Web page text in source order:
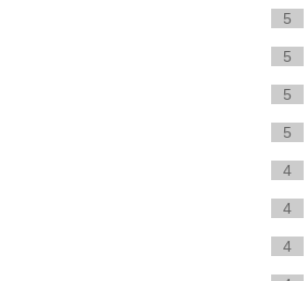
5
5
5
5
4
4
4